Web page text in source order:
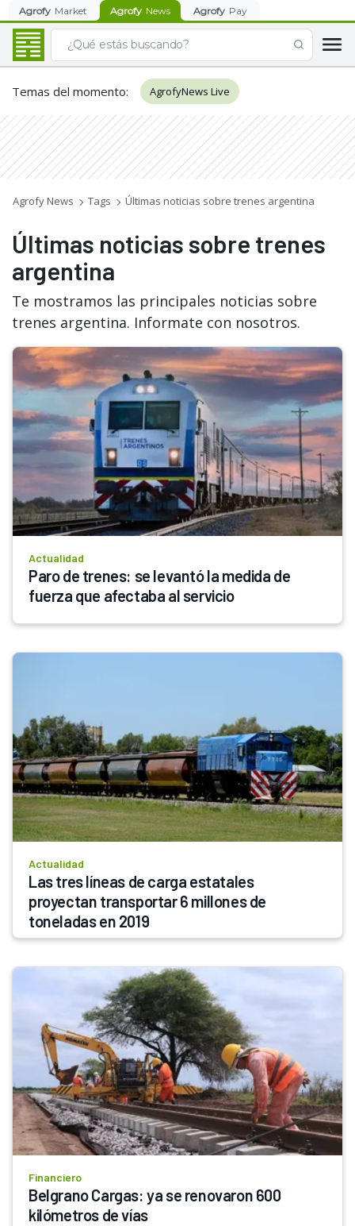
Agrofy Market Agrofy News Agrofy Pay
Temas del momento: AgrofyNews Live
Agrofy News Tags Últimas noticias sobre trenes argentina
Últimas noticias sobre trenes
argentina
Te mostramos las principales noticias sobre
trenes argentina. Informate con nosotros.
Actualidad
Paro de trenes: se levantó la medida de
fuerza que afectaba al servicio
Actualidad
Las tres líneas de carga estatales
proyectan transportar 6 millones de
toneladas en 2019
Financiero
Belgrano Cargas: ya se renovaron 600
kilómetros de vías